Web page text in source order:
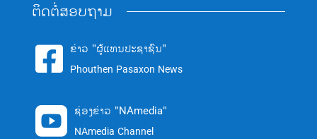
ຕິດຕໍ່ສອບຖາມ
 ຂ່າວ "ຜູ້ແທນປະຊາຊົນ"
Phouthen Pasaxon News
 ຊ່ອງຂ່າວ "NAmedia"
NAmedia Channel